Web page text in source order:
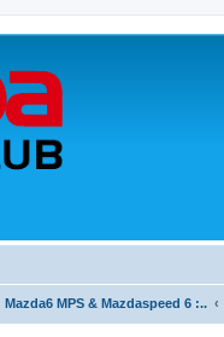
Mazda6 MPS & Mazdaspeed 6 :..